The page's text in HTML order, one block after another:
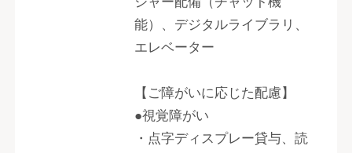
能）、デジタルライブラリ、
エレベーター
【ご障がいに応じた配慮】
●視覚障がい
・点字ディスプレー貸与、読